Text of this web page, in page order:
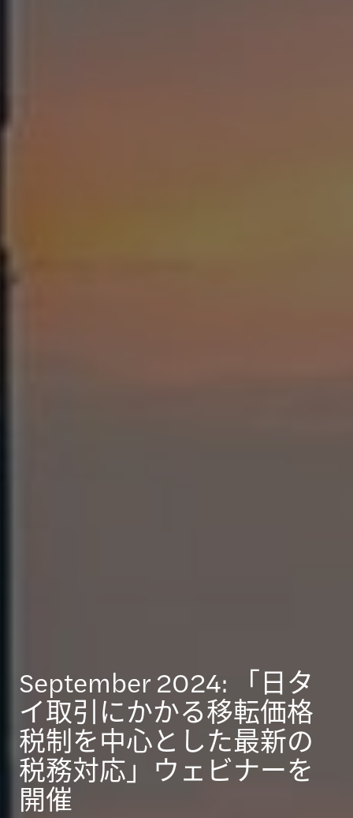
September 2024: 「日タ
イ取引にかかる移転価格
税制を中心とした最新の
税務対応」ウェビナーを
開催